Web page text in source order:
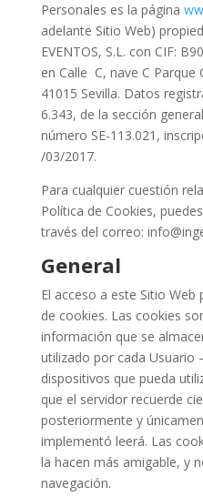
Personales es la página
adelante Sitio Web)
EVENTOS, S.L. con CIF:
en Calle C, nave C Parque
41015 Sevilla. Datos
6.343, de la sección
número SE-113.021,
/03/2017.
Para cualquier cuestión
Política de Cookies,
través del correo:
General
El acceso a este Sitio
de cookies. Las cookies
información que se
utilizado por cada
dispositivos que pueda
que el servidor recuerde
posteriormente y
implementó leerá. Las
la hacen más amigable, y
navegación.